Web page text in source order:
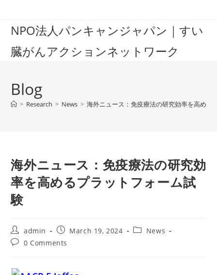
contentNPO法人パンキャンジャパン｜すい
臓がんアクションネットワーク
Blog
> Research > News > 海外ニュース：免疫療法の研究効率を高める
海外ニュース：免疫療法の研究効
率を高めるプラットフォーム試
験
Post
author:
admin
Post
published:
March 19, 2024
PostNews
Post0 Comments